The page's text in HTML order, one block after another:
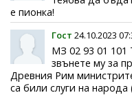
е пионка!
Гост 24.10.2023
МЗ 02 93 01 101
звънете му за
Древния Рим
са били слуги на народа